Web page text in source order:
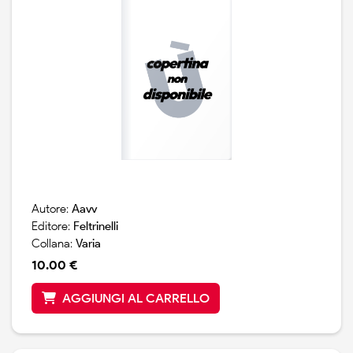
smartphone in tasca, prendete una matita, liberatevi da
ogni pregiudizio: quello che avete tra le mani e il
compagno perfetto per la stagione piu bella.
Autore: Aavv
Editore: Feltrinelli
Collana: Varia
10.00 €
AGGIUNGI AL CARRELLO